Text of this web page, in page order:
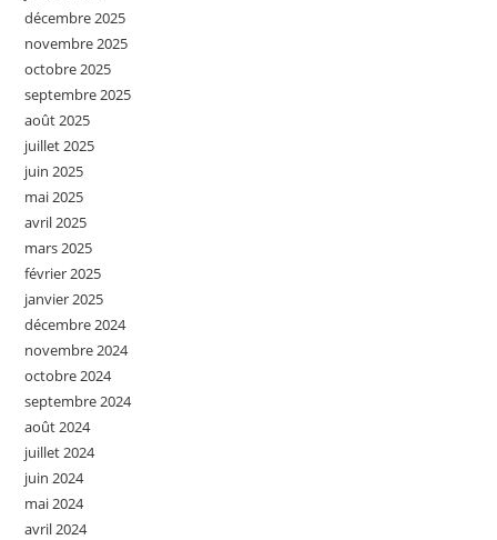
décembre 2025
novembre 2025
octobre 2025
septembre 2025
août 2025
juillet 2025
juin 2025
mai 2025
avril 2025
mars 2025
février 2025
janvier 2025
décembre 2024
novembre 2024
octobre 2024
septembre 2024
août 2024
juillet 2024
juin 2024
mai 2024
avril 2024